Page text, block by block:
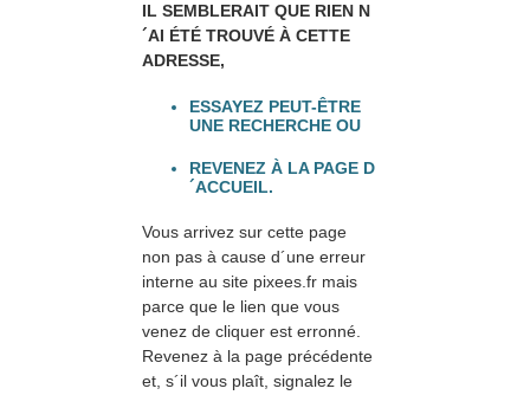
IL SEMBLERAIT QUE RIEN N
´AI ÉTÉ TROUVÉ À CETTE
ADRESSE,
ESSAYEZ PEUT-ÊTRE
UNE RECHERCHE OU
REVENEZ À LA PAGE D
´ACCUEIL.
Vous arrivez sur cette page
non pas à cause d´une erreur
interne au site pixees.fr mais
parce que le lien que vous
venez de cliquer est erronné.
Revenez à la page précédente
et, s´il vous plaît, signalez le